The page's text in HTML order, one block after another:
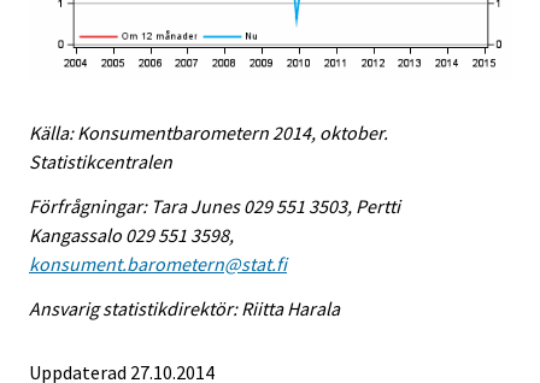
Källa: Konsumentbarometern 2014, oktober.
Statistikcentralen
Förfrågningar: Tara Junes 029 551 3503, Pertti
Kangassalo 029 551 3598,
konsument.barometern@stat.fi
Ansvarig statistikdirektör: Riitta Harala
Uppdaterad 27.10.2014